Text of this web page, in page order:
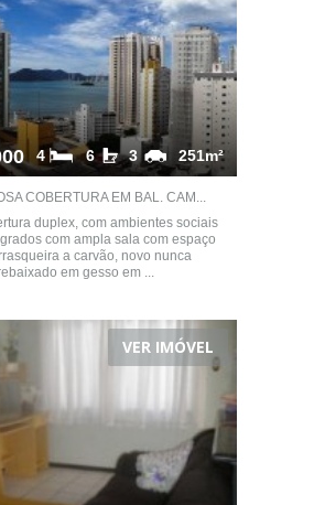
251m²
3
6
4
COBERTURA EM BAL. CAM...
duplex, com ambientes sociais
com ampla sala com espaço
a carvão, novo nunca
em gesso em ...
VER IMÓVEL